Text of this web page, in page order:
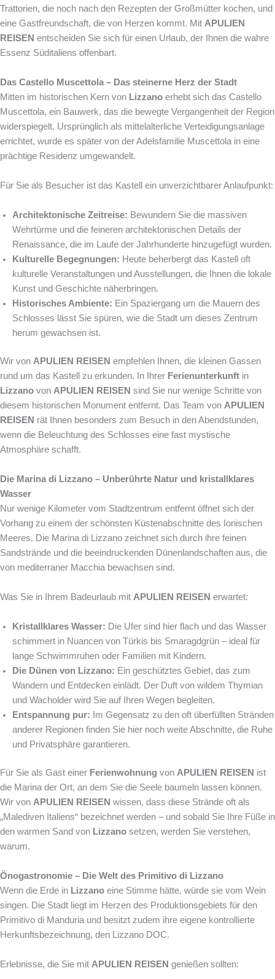
Trattorien, die noch nach den Rezepten der Großmütter kochen, und
eine Gastfreundschaft, die von Herzen kommt. Mit APULIEN
REISEN entscheiden Sie sich für einen Urlaub, der Ihnen die wahre
Essenz Süditaliens offenbart.
Das Castello Muscettola – Das steinerne Herz der Stadt
Mitten im historischen Kern von Lizzano erhebt sich das Castello
Muscettola, ein Bauwerk, das die bewegte Vergangenheit der Region
widerspiegelt. Ursprünglich als mittelalterliche Verteidigungsanlage
errichtet, wurde es später von der Adelsfamilie Muscettola in eine
prächtige Residenz umgewandelt.
Für Sie als Besucher ist das Kastell ein unverzichtbarer Anlaufpunkt:
Architektonische Zeitreise: Bewundern Sie die massiven
Wehrtürme und die feineren architektonischen Details der
Renaissance, die im Laufe der Jahrhunderte hinzugefügt wurden.
Kulturelle Begegnungen: Heute beherbergt das Kastell oft
kulturelle Veranstaltungen und Ausstellungen, die Ihnen die lokale
Kunst und Geschichte näherbringen.
Historisches Ambiente: Ein Spaziergang um die Mauern des
Schlosses lässt Sie spüren, wie die Stadt um dieses Zentrum
herum gewachsen ist.
Wir von APULIEN REISEN empfehlen Ihnen, die kleinen Gassen
rund um das Kastell zu erkunden. In Ihrer Ferienunterkunft in
Lizzano von APULIEN REISEN sind Sie nur wenige Schritte von
diesem historischen Monument entfernt. Das Team von APULIEN
REISEN rät Ihnen besonders zum Besuch in den Abendstunden,
wenn die Beleuchtung des Schlosses eine fast mystische
Atmosphäre schafft.
Die Marina di Lizzano – Unberührte Natur und kristallklares
Wasser
Nur wenige Kilometer vom Stadtzentrum entfernt öffnet sich der
Vorhang zu einem der schönsten Küstenabschnitte des Ionischen
Meeres. Die Marina di Lizzano zeichnet sich durch ihre feinen
Sandstrände und die beeindruckenden Dünenlandschaften aus, die
von mediterraner Macchia bewachsen sind.
Was Sie in Ihrem Badeurlaub mit APULIEN REISEN erwartet:
Kristallklares Wasser: Die Ufer sind hier flach und das Wasser
schimmert in Nuancen von Türkis bis Smaragdgrün – ideal für
lange Schwimmruhen oder Familien mit Kindern.
Die Dünen von Lizzano: Ein geschütztes Gebiet, das zum
Wandern und Entdecken einlädt. Der Duft von wildem Thymian
und Wacholder wird Sie auf Ihren Wegen begleiten.
Entspannung pur: Im Gegensatz zu den oft überfüllten Stränden
anderer Regionen finden Sie hier noch weite Abschnitte, die Ruhe
und Privatsphäre garantieren.
Für Sie als Gast einer Ferienwohnung von APULIEN REISEN ist
die Marina der Ort, an dem Sie die Seele baumeln lassen können.
Wir von APULIEN REISEN wissen, dass diese Strände oft als
„Malediven Italiens“ bezeichnet werden – und sobald Sie Ihre Füße in
den warmen Sand von Lizzano setzen, werden Sie verstehen,
warum.
Önogastronomie – Die Welt des Primitivo di Lizzano
Wenn die Erde in Lizzano eine Stimme hätte, würde sie vom Wein
singen. Die Stadt liegt im Herzen des Produktionsgebiets für den
Primitivo di Manduria und besitzt zudem ihre eigene kontrollierte
Herkunftsbezeichnung, den Lizzano DOC.
Erlebnisse, die Sie mit APULIEN REISEN genießen sollten: